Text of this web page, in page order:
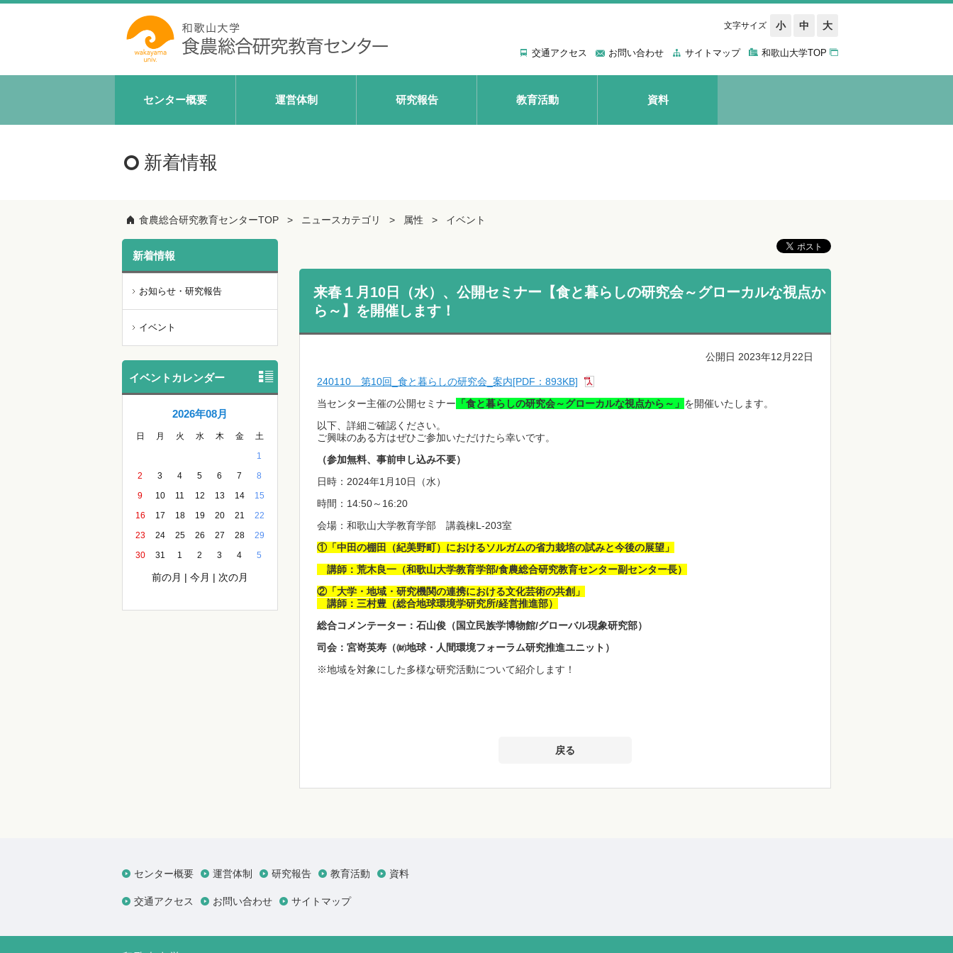
文字サイズ 小 中 大
交通アクセス お問い合わせ サイトマップ 和歌山大学TOP
センター概要 運営体制 研究報告 教育活動 資料
新着情報
食農総合研究教育センターTOP ニュースカテゴリ 属性 イベント
来春１月10日（水）、公開セミナー【食と暮らしの研究会～グローカルな視点か
ら～】を開催します！
公開日 2023年12月22日
240110 第10回_食と暮らしの研究会_案内[PDF：893KB]
当センター主催の公開セミナー 「食と暮らしの研究会～グローカルな視点から～」 を開催いたします。
以下、詳細ご確認ください。
ご興味のある方はぜひご参加いただけたら幸いです。
（参加無料、事前申し込み不要）
日時：2024年1月10日（水）
時間：14:50～16:20
会場： 和歌山大学教育学部 講義棟L-203室
①「中田の棚田（紀美野町）におけるソルガムの省力栽培の試みと今後の展望」
講師：荒木良一（和歌山大学教育学部/食農総合研究教育センター副センター長）
②「大学・地域・研究機関の連携における文化芸術の共創」
講師：三村豊（総合地球環境学研究所/経営推進部）
総合コメンテーター：石山俊（国立民族学博物館/グローバル現象研究部）
司会：宮嵜英寿（㈶地球・人間環境フォーラム研究推進ユニット）
※地域を対象にした多様な研究活動について紹介します！
戻る
新着情報
お知らせ・研究報告
イベント
イベントカレンダー
2026年08月
日 月 火 水 木 金
土
1
2
3 4 5 6 7
8
9
10 11 12 13 14
15
16
17 18 19 20 21
22
23
24 25 26 27 28
29
30
31 1 2 3 4 5
前の月 | 今月 | 次の月
センター概要 運営体制 研究報告 教育活動 資料
交通アクセス お問い合わせ サイトマップ